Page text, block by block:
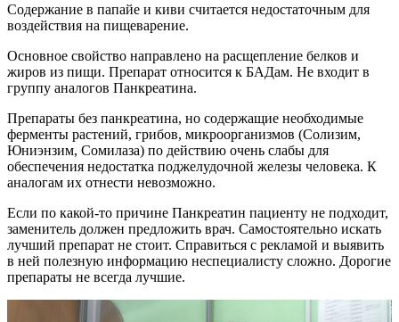
Содержание в папайе и киви считается недостаточным для
воздействия на пищеварение.
Основное свойство направлено на расщепление белков и
жиров из пищи. Препарат относится к БАДам. Не входит в
группу аналогов Панкреатина.
Препараты без панкреатина, но содержащие необходимые
ферменты растений, грибов, микроорганизмов (Солизим,
Юниэнзим, Сомилаза) по действию очень слабы для
обеспечения недостатка поджелудочной железы человека. К
аналогам их отнести невозможно.
Если по какой-то причине Панкреатин пациенту не подходит,
заменитель должен предложить врач. Самостоятельно искать
лучший препарат не стоит. Справиться с рекламой и выявить
в ней полезную информацию неспециалисту сложно. Дорогие
препараты не всегда лучшие.